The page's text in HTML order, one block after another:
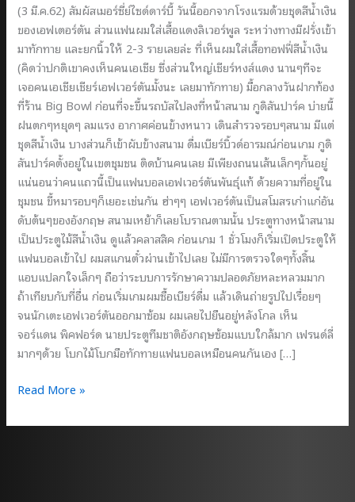
(3 มี.ค.62) สัมผัสเมอร์ซี่ย์ไซด์ดาร์บี้ วันนี้ออกจากโรงแรมด้วยชุดสีน้ำเงิน
ของเอฟเตอร์ตัน ส่วนแฟนผมใส่เสื้อแดงลิเวอร์พูล ระหว่างทางมีฝรั่งเข้า
มาทักทาย และยกนิ้วให้ 2-3 รายเลยล่ะ ที่เห็นผมใส่เสื้อทอฟฟี่สีน้ำเงิน
(คิดว่าปกติเขาคงเห็นคนเอเชีย ซึ่งส่วนใหญ่เชียร์หงส์แดง นานๆทีจะ
เจอคนเอเชียเชียร์เอฟเวอร์ตันมั้งนะ เลยมาทักทาย) มื้อกลางวันฝากท้อง
ที่ร้าน Big Bowl ก่อนที่จะขึ้นรถบัสไปลงที่หน้าสนาม กูดิสันปาร์ค บ่ายนี้
ฝนตกๆหยุดๆ ลมแรง อากาศค่อนข้างหนาว เดินสำรวจรอบๆสนาม มีแต่
ชุดสีน้ำเงิน บางส่วนก็เข้าผับข้างสนาม ดื่มเบียร์บิ้วด์อารมณ์ก่อนเกม กูดิ
สันปาร์คตั้งอยู่ในเขตชุมชน ติดบ้านคนเลย มีเพียงถนนเส้นเล็กๆกั้นอยู่
แน่นอนว่าคนแถวนี้เป็นแฟนบอลเอฟเวอร์ตันพันธุ์แท้ ด้วยความที่อยู่ใน
ชุมชน ขี้หมารอบๆก็เยอะเช่นกัน ฮ่าๆๆ เอฟเวอร์ตันเป็นสโมสรเก่าแก่อัน
ดับต้นๆของอังกฤษ สนามเหย้าก็เลยโบราณตามนั้น ประตูทางหน้าสนาม
เป็นประตูไม้สีน้ำเงิน ดูแล้วคลาสสิค ก่อนเกม 1 ชั่วโมงก็เริ่มเปิดประตูให้
แฟนบอลเข้าไป ผมสแกนตั๋วผ่านเข้าไปเลย ไม่มีการตรวจใดๆทั้งสิ้น
แอบแปลกใจเล็กๆ ถือว่าระบบการรักษาความปลอดภัยหละหลวมมาก
ถ้าเทียบกับที่อื่น ก่อนเริ่มเกมผมซื้อเบียร์ดื่ม แล้วเดินถ่ายรูปไปเรื่อยๆ
จนนักเตะเอฟเวอร์ตันออกมาซ้อม ผมเลยไปยืนอยู่หลังโกล เห็น
จอร์แดน พิคฟอร์ด นายประตูทีมชาติอังกฤษซ้อมแบบใกล้มาก เฟรนด์ลี่
มากๆด้วย โบกไม้โบกมือทักทายแฟนบอลเหมือนคนกันเอง […]
ไป
บอล
Read More »